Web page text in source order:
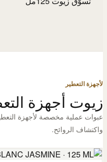
لأجهزة التعطير
زيوت أجهزة التعطير
عبوات عملية مخصصة لأجهزة
واكتشاف الروائح.